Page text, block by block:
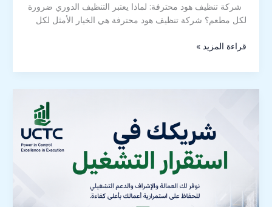
شركة تنظيف هود محترفة: لماذا يعتبر التنظيف الدوري ضرورة
لكل مطعم؟ شركة تنظيف هود محترفة هي الخيار الأمثل لكل
قراءة المزيد »